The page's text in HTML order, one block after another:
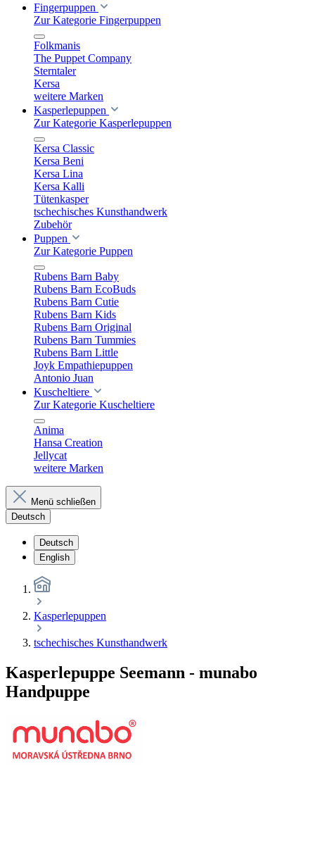
Fingerpuppen
Zur Kategorie Fingerpuppen
Folkmanis
The Puppet Company
Sterntaler
Kersa
weitere Marken
Kasperlepuppen
Zur Kategorie Kasperlepuppen
Kersa Classic
Kersa Beni
Kersa Lina
Kersa Kalli
Tütenkasper
tschechisches Kunsthandwerk
Zubehör
Puppen
Zur Kategorie Puppen
Rubens Barn Baby
Rubens Barn EcoBuds
Rubens Barn Cutie
Rubens Barn Kids
Rubens Barn Original
Rubens Barn Tummies
Rubens Barn Little
Joyk Empathiepuppen
Antonio Juan
Kuscheltiere
Zur Kategorie Kuscheltiere
Anima
Hansa Creation
Jellycat
weitere Marken
Menü schließen
Deutsch
Deutsch
English
Kasperlepuppen
tschechisches Kunsthandwerk
Kasperlepuppe Seemann - munabo
Handpuppe